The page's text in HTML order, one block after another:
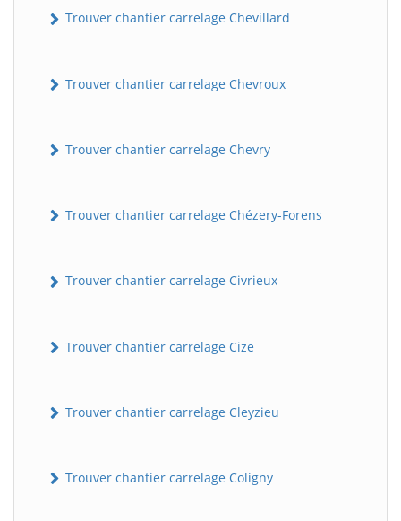
Trouver chantier carrelage Chevillard
Trouver chantier carrelage Chevroux
Trouver chantier carrelage Chevry
Trouver chantier carrelage Chézery-Forens
Trouver chantier carrelage Civrieux
Trouver chantier carrelage Cize
Trouver chantier carrelage Cleyzieu
Trouver chantier carrelage Coligny